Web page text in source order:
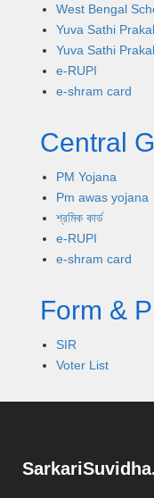
West Bengal
Yuva Sathi
Yuva Sathi
e-RUPI
e-shram card
Central
PM Yojana
Pm awas yojana
শ্রমিক কার্ড
e-RUPI
e-shram card
Form &
SIR
Voter List